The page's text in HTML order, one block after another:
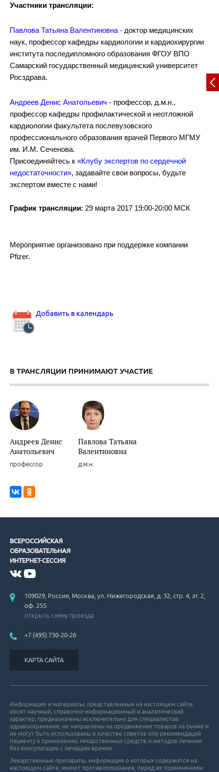
Участники трансляции:
Павлова Татьяна Валентиновна - доктор медицинских
наук, профессор кафедры кардиологии и кардиохирургии
института последипломного образования ФГОУ ВПО
Самарский государственный медицинский университет
Росздрава.
Андреев Денис Анатольевич - профессор, д.м.н.,
профессор кафедры профилактической и неотложной
кардиологии факультета послевузовского
профессионального образования врачей Первого МГМУ
им. И.М. Сеченова.
Присоединяйтесь к «Клубу экспертов по сердечной
недостаточности», задавайте свои вопросы, будьте
экспертом вместе с нами!
График трансляции: 29 марта 2017 19:00-20:00 МСК
Мероприятие организовано при поддержке компании
Pfizer.
Добавить в календарь
В ТРАНСЛЯЦИИ ПРИНИМАЮТ УЧАСТИЕ
Андреев Денис
Анатольевич
профессор
Павлова Татьяна
Валентиновна
д.м.н.
ВСЕРОССИЙСКАЯ
ОБРАЗОВАТЕЛЬНАЯ
ИНТЕРНЕТ-СЕССИЯ
109029, Россия, Москва, ул. Нижегородская, д. 32, стр. 4, эт. 2,
оф. 255
открыть схему проезда
+7 (495) 730-20-26
КАРТА САЙТА
Информация и материалы, представленные на настоящем сайте,
носят научный, справочно-информационный и аналитический
характер, предназначены исключительно для специалистов
здравоохранения, не направлены на продвижение товаров на рынке и
не могут быть использованы в качестве советов или рекомендаций
пациенту к применению лекарственных средств и методов лечения
без консультации с лечащим врачом.
Лекарственные препараты, информация о которых содержится на
настоящем сайте, имеют противопоказания, перед их применением